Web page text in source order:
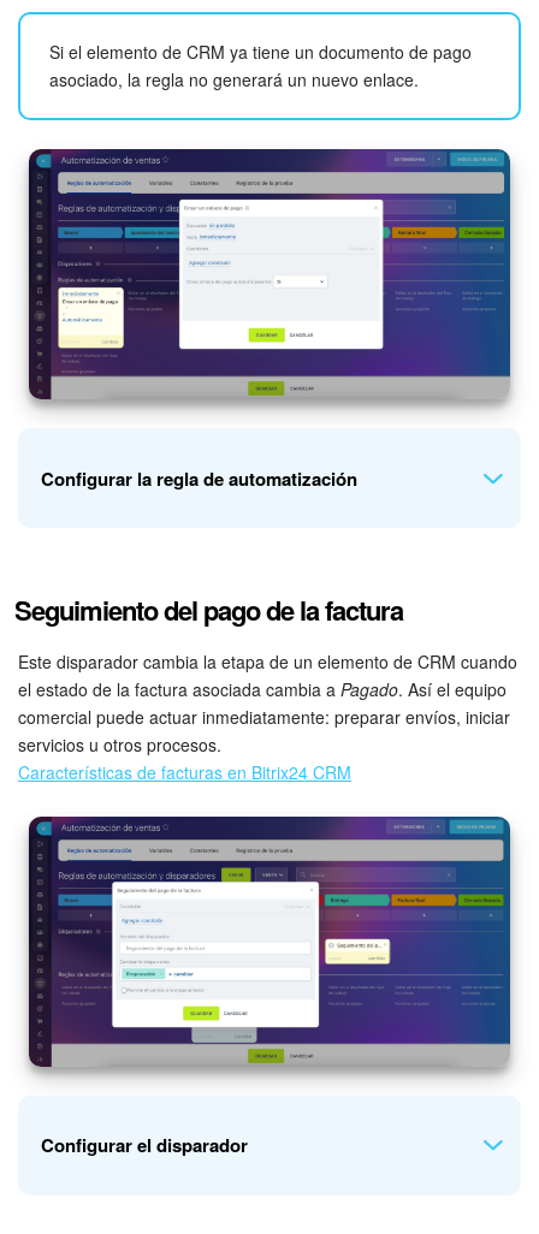
Bitrix24 En Premisa
Bitrix24 Messenger
Actualización de los artículos (archivo)
EMPEZAR GRATIS
INICIAR SESIÓN
Si el elemento de CRM ya tiene un documento de pago
asociado, la regla no generará un nuevo enlace.
Configurar la regla de automatización
automatizaciónCrear un enlace de pagoyEnviar correo
electrónico al cliente
en la etapa
Especifica los parámetros de la primera regla de
automatización.
Crear enlace de pago automáticamente
Para pedidos, puedes elegirNoe ingresar el ID del pedido.
Seguimiento del pago de la factura
Este disparador cambia la etapa de un elemento de CRM cuando
el estado de la factura asociada cambia a Pagado. Así el equipo
comercial puede actuar inmediatamente: preparar envíos, iniciar
servicios u otros procesos.
Características de facturas en Bitrix24 CRM
Configurar el disparador